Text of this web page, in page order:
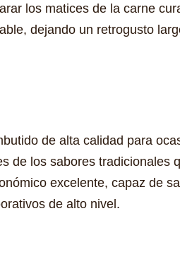
los matices de la carne
dejando un retrogusto
de alta calidad para
de los sabores tradicionales
excelente, capaz de
de alto nivel.